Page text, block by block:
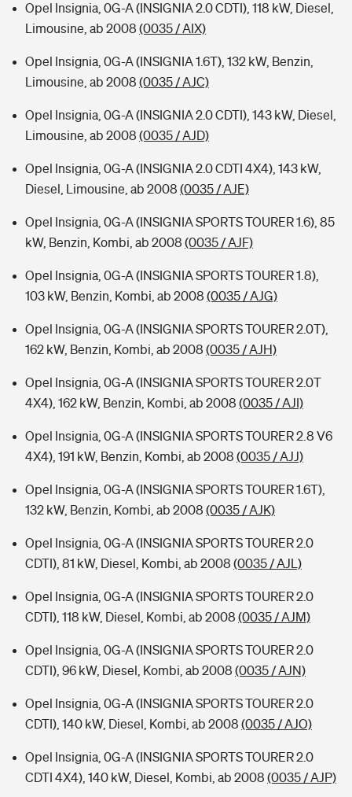
Opel Insignia, 0G-A (INSIGNIA 2.0 CDTI), 118 kW, Diesel,
Limousine, ab 2008 (0035 / AIX)
Opel Insignia, 0G-A (INSIGNIA 1.6T), 132 kW, Benzin,
Limousine, ab 2008 (0035 / AJC)
Opel Insignia, 0G-A (INSIGNIA 2.0 CDTI), 143 kW, Diesel,
Limousine, ab 2008 (0035 / AJD)
Opel Insignia, 0G-A (INSIGNIA 2.0 CDTI 4X4), 143 kW,
Diesel, Limousine, ab 2008 (0035 / AJE)
Opel Insignia, 0G-A (INSIGNIA SPORTS TOURER 1.6), 85
kW, Benzin, Kombi, ab 2008 (0035 / AJF)
Opel Insignia, 0G-A (INSIGNIA SPORTS TOURER 1.8),
103 kW, Benzin, Kombi, ab 2008 (0035 / AJG)
Opel Insignia, 0G-A (INSIGNIA SPORTS TOURER 2.0T),
162 kW, Benzin, Kombi, ab 2008 (0035 / AJH)
Opel Insignia, 0G-A (INSIGNIA SPORTS TOURER 2.0T
4X4), 162 kW, Benzin, Kombi, ab 2008 (0035 / AJI)
Opel Insignia, 0G-A (INSIGNIA SPORTS TOURER 2.8 V6
4X4), 191 kW, Benzin, Kombi, ab 2008 (0035 / AJJ)
Opel Insignia, 0G-A (INSIGNIA SPORTS TOURER 1.6T),
132 kW, Benzin, Kombi, ab 2008 (0035 / AJK)
Opel Insignia, 0G-A (INSIGNIA SPORTS TOURER 2.0
CDTI), 81 kW, Diesel, Kombi, ab 2008 (0035 / AJL)
Opel Insignia, 0G-A (INSIGNIA SPORTS TOURER 2.0
CDTI), 118 kW, Diesel, Kombi, ab 2008 (0035 / AJM)
Opel Insignia, 0G-A (INSIGNIA SPORTS TOURER 2.0
CDTI), 96 kW, Diesel, Kombi, ab 2008 (0035 / AJN)
Opel Insignia, 0G-A (INSIGNIA SPORTS TOURER 2.0
CDTI), 140 kW, Diesel, Kombi, ab 2008 (0035 / AJO)
Opel Insignia, 0G-A (INSIGNIA SPORTS TOURER 2.0
CDTI 4X4), 140 kW, Diesel, Kombi, ab 2008 (0035 / AJP)